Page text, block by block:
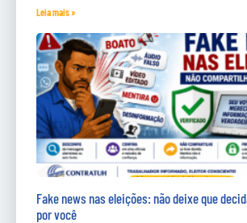
Leia mais »
Fake news nas eleições: não deixe que
por você